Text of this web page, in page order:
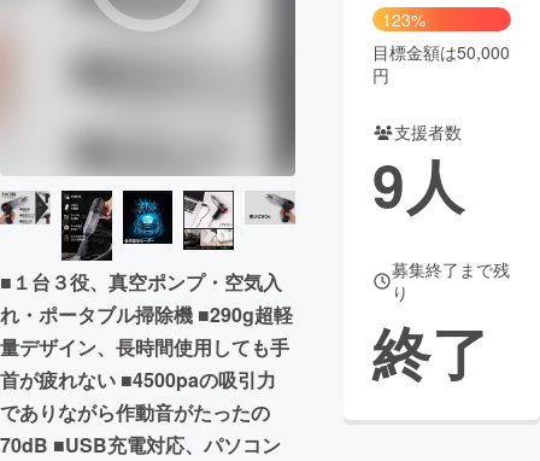
まちづくり・地域活性化
CAMPFIRE for Social Good
CAMPFIRE Creation
CAMPFIREふるさと納税
コミュニティ
■１台３役、真空ポンプ・空気入
れ・ポータブル掃除機 ■290g超軽
量デザイン、長時間使用しても手
首が疲れない ■4500paの吸引力
でありながら作動音がたったの
70dB ■USB充電対応、パソコン
123%
目標金額は50,000
円
支援者数
9人
募集終了まで残
り
終了